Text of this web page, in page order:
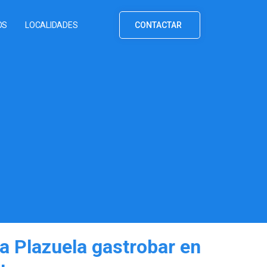
LOCALIDADES CONTACTAR
Plazuela gastrobar en